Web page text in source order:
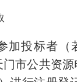
加投标者（
门市公共资